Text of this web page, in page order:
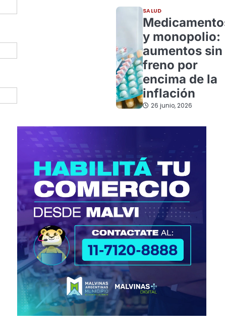
SALUD
y monopolio:
aumentos sin
freno por
encima de la
inflación
26 junio, 2026